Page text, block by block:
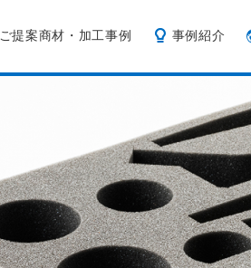
ご提案商材・加工事例 事例紹介